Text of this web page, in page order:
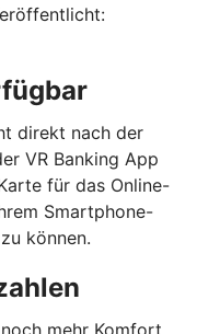
direkt nach der
VR Banking App
für das Online-
Smartphone-
können.
mehr Komfort